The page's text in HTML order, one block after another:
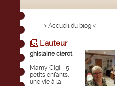
> Accueil du blog <
L'auteur
ghislaine clerot
Mamy Gigi, 5
petits enfants,
une vie à la